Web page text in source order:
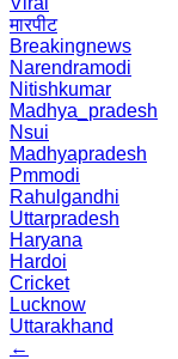
मारपीट
Breakingnews
Narendramodi
Nitishkumar
Madhya_pradesh
Nsui
Madhyapradesh
Pmmodi
Rahulgandhi
Uttarpradesh
Haryana
Hardoi
Cricket
Lucknow
Uttarakhand
←